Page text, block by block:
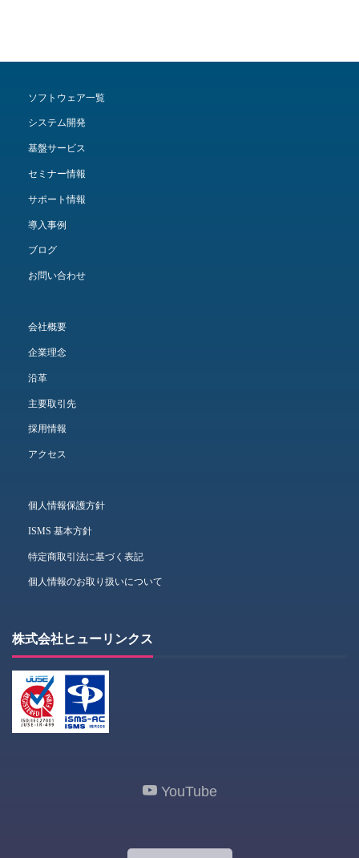
ソフトウェア一覧
システム開発
基盤サービス
セミナー情報
サポート情報
導入事例
ブログ
お問い合わせ
会社概要
企業理念
沿革
主要取引先
採用情報
アクセス
個人情報保護方針
ISMS 基本方針
特定商取引法に基づく表記
個人情報のお取り扱いについて
株式会社ヒューリンクス
YouTube